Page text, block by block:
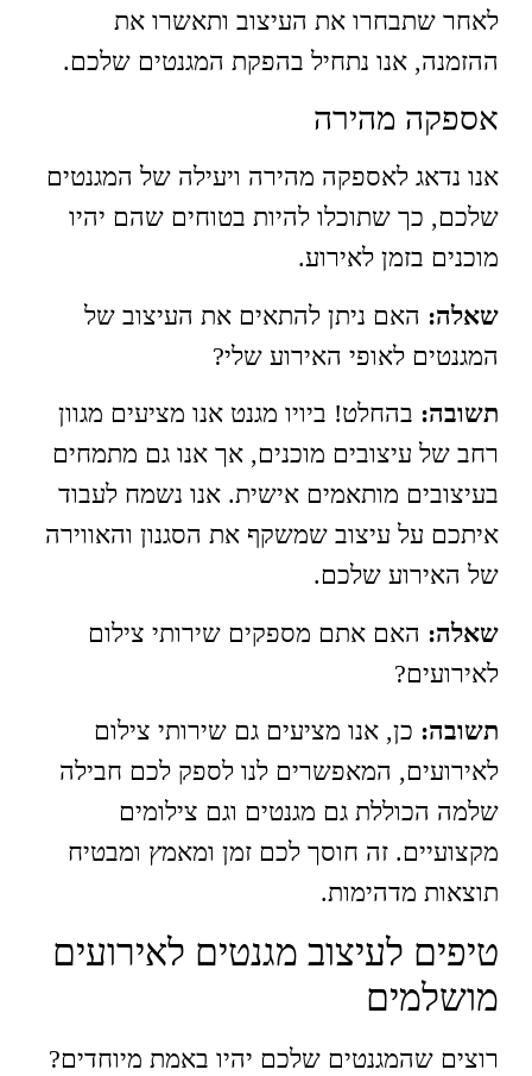
לאחר שתבחרו את העיצוב ותאשרו את
ההזמנה, אנו נתחיל בהפקת המגנטים שלכם.
אספקה מהירה
אנו נדאג לאספקה מהירה ויעילה של המגנטים
שלכם, כך שתוכלו להיות בטוחים שהם יהיו
מוכנים בזמן לאירוע.
שאלה: האם ניתן להתאים את העיצוב של
המגנטים לאופי האירוע שלי?
תשובה: בהחלט! ביויו מגנט אנו מציעים מגוון
רחב של עיצובים מוכנים, אך אנו גם מתמחים
בעיצובים מותאמים אישית. אנו נשמח לעבוד
איתכם על עיצוב שמשקף את הסגנון והאווירה
של האירוע שלכם.
שאלה: האם אתם מספקים שירותי צילום
לאירועים?
תשובה: כן, אנו מציעים גם שירותי צילום
לאירועים, המאפשרים לנו לספק לכם חבילה
שלמה הכוללת גם מגנטים וגם צילומים
מקצועיים. זה חוסך לכם זמן ומאמץ ומבטיח
תוצאות מדהימות.
טיפים לעיצוב מגנטים לאירועים
מושלמים
רוצים שהמגנטים שלכם יהיו באמת מיוחדים?